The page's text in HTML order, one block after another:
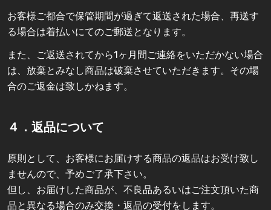
お客様ご都合で保管期間が過ぎて返送された場合、再送す
る場合は着払いにてのご郵送となります。
また、ご返送されてから1ヶ月間ご連絡をいただかない場合
は、放棄とみなし商品は破棄させていただきます。その場
合のご返金は致しかねます。
４．返品について
原則として、お客様にお届けする商品の返品はお受け致し
ませんので、予めご了承下さい。
但し、お届けした商品が、不良品あるいはご注文頂いた商
品と異なる場合のみ交換・返品の受付をします。